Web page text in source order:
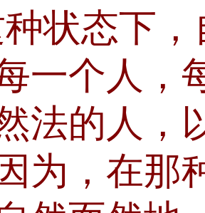
种状态下
一个人，
法的人，
为，在那